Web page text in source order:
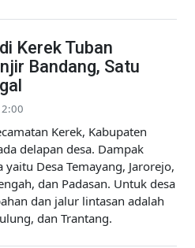
Kerek Tuban
Bandang, Satu
Kerek, Kabupaten
delapan desa. Dampak
Desa Temayang, Jarorejo,
dan Padasan. Untuk desa
dan jalur lintasan adalah
dan Trantang.